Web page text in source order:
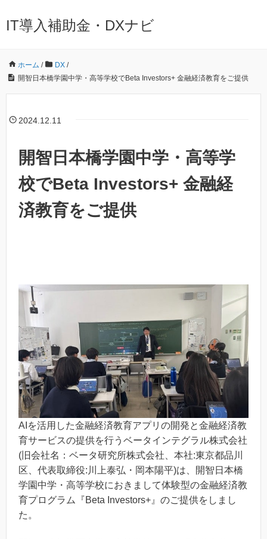
IT導入補助金・DXナビ
ホーム / DX /
開智日本橋学園中学・高等学校でBeta Investors+ 金融経済教育をご提供
2024.12.11
開智日本橋学園中学・高等学
校でBeta Investors+ 金融経
済教育をご提供
AIを活用した金融経済教育アプリの開発と金融経済教
育サービスの提供を行うベータインテグラル株式会社
(旧会社名：ベータ研究所株式会社、本社:東京都品川
区、代表取締役:川上泰弘・岡本陽平)は、開智日本橋
学園中学・高等学校におきまして体験型の金融経済教
育プログラム『Beta Investors+』のご提供をしまし
た。